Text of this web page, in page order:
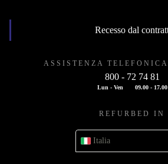
Recesso dal
ASSISTENZA
800 - 72 74 81
Lun - Ven 09.00 - 17.00
REFURBED IN
Italia